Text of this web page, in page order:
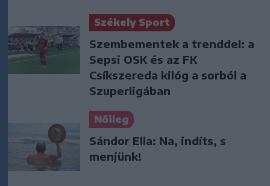
Székely Sport
Szembementek a trenddel: a
Sepsi OSK és az FK
Csíkszereda kilóg a sorból a
Szuperligában
Nőileg
Sándor Ella: Na, indíts, s
menjünk!